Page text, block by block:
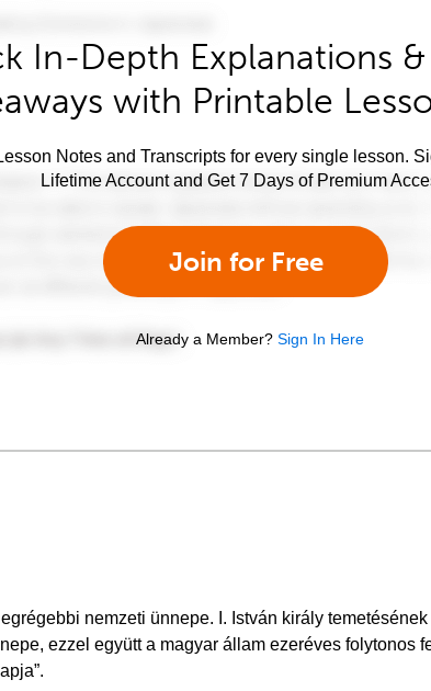
In-Depth Explanations &
with Printable
Notes and Transcripts for every single lesson.
Lifetime Account and Get 7 Days of Premium
Join for Free
Already a Member? Sign In Here
nemzeti ünnepe. I. István király
ezzel együtt a magyar állam ezeréves folytonos